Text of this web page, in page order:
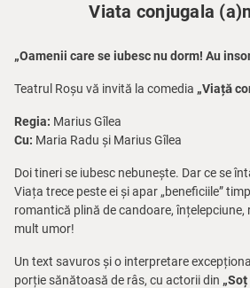
Viata conjugala
„Oamenii care se iubesc nu dorm! Au
Teatrul Roșu vă invită la comedia „Viață
Regia: Marius Gîlea
Cu: Maria Radu și Marius Gîlea
Doi tineri se iubesc nebunește. Dar ce se
Viața trece peste ei și apar „beneficiile”
romantică plină de candoare,
mult umor!
Un text savuros și o interpretare
porție sănătoasă de râs, cu actorii din